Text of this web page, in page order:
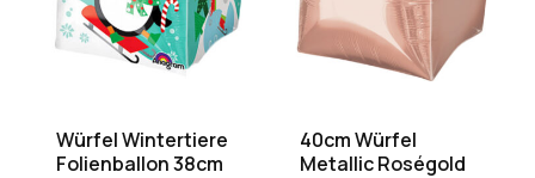
Würfel Wintertiere
Folienballon 38cm
40cm Würfel
Metallic Roségold